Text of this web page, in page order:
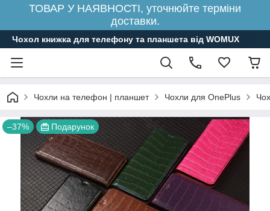
ТОВАР У НАЯВНОСТІ, уточнюйте терміни
доставки.
Чохол книжка для телефону та планшета від WOMUX
Чохли на телефон | планшет Чохли для OnePlus
–37% Подарунок